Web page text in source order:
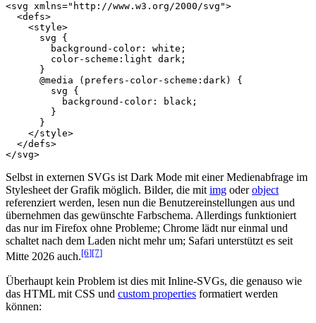
<svg xmlns="http://www.w3.org/2000/svg">
<defs>
<style>
      svg {
        background-color: white;
        color-scheme:light dark;
      }
      @media (prefers-color-scheme:dark) {
        svg {
          background-color: black;
        }
      }
</style>
</defs>
</svg>
Selbst in externen SVGs ist Dark Mode mit einer Medienabfrage im
Stylesheet der Grafik möglich. Bilder, die mit img oderobject
referenziert werden, lesen nun die Benutzereinstellungen aus und
übernehmen das gewünschte Farbschema. Allerdings funktioniert
das nur im Firefox ohne Probleme; Chrome lädt nur einmal und
schaltet nach dem Laden nicht mehr um; Safari unterstützt es seit
Mitte 2026 auch.[6][7]
Überhaupt kein Problem ist dies mit Inline-SVGs, die genauso wie
das HTML mit CSS und custom properties formatiert werden
können: